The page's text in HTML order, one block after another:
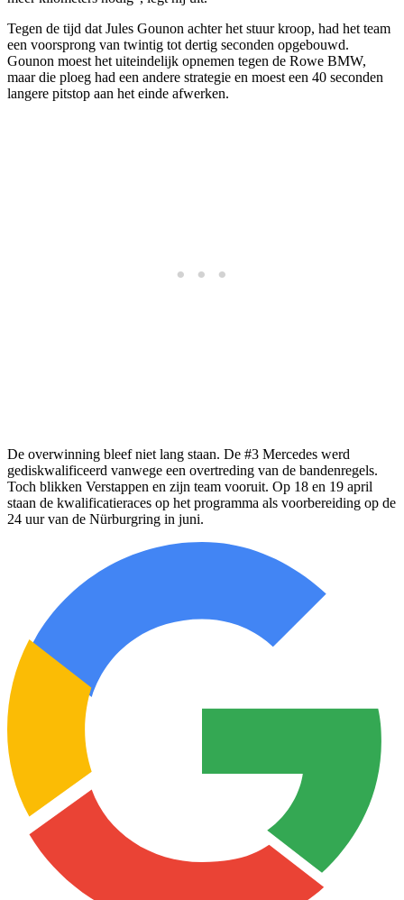
Tegen de tijd dat Jules Gounon achter het stuur kroop, had het team
een voorsprong van twintig tot dertig seconden opgebouwd.
Gounon moest het uiteindelijk opnemen tegen de Rowe BMW,
maar die ploeg had een andere strategie en moest een 40 seconden
langere pitstop aan het einde afwerken.
De overwinning bleef niet lang staan. De #3 Mercedes werd
gediskwalificeerd vanwege een overtreding van de bandenregels.
Toch blikken Verstappen en zijn team vooruit. Op 18 en 19 april
staan de kwalificatieraces op het programma als voorbereiding op de
24 uur van de Nürburgring in juni.